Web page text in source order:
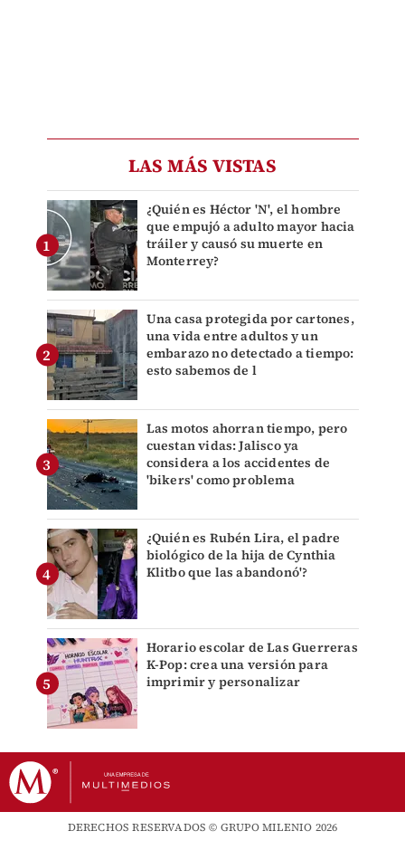
LAS MÁS VISTAS
¿Quién es Héctor 'N', el hombre
que empujó a adulto mayor hacia
tráiler y causó su muerte en
Monterrey?
Una casa protegida por cartones,
una vida entre adultos y un
embarazo no detectado a tiempo:
esto sabemos de l
Las motos ahorran tiempo, pero
cuestan vidas: Jalisco ya
considera a los accidentes de
'bikers' como problema
¿Quién es Rubén Lira, el padre
biológico de la hija de Cynthia
Klitbo que las abandonó'?
Horario escolar de Las Guerreras
K-Pop: crea una versión para
imprimir y personalizar
DERECHOS RESERVADOS © GRUPO MILENIO 2026